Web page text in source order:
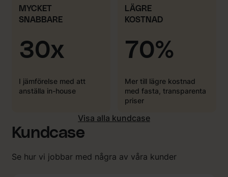
MYCKET
SNABBARE
30x
I jämförelse med att
anställa in-house
LÄGRE
KOSTNAD
70%
Mer till lägre kostnad
med fasta, transparenta
priser
Visa alla kundcase
Kundcase
Se hur vi jobbar med några av våra kunder